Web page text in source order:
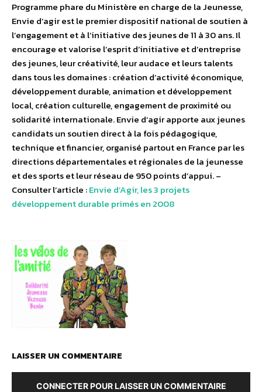
Programme phare du Ministère en charge de la Jeunesse,
Envie d’agir est le premier dispositif national de soutien à
l’engagement et à l’initiative des jeunes de 11 à 30 ans. Il
encourage et valorise l’esprit d’initiative et d’entreprise
des jeunes, leur créativité, leur audace et leurs talents
dans tous les domaines : création d’activité économique,
développement durable, animation et développement
local, création culturelle, engagement de proximité ou
solidarité internationale. Envie d’agir apporte aux jeunes
candidats un soutien direct à la fois pédagogique,
technique et financier, organisé partout en France par les
directions départementales et régionales de la jeunesse
et des sports et leur réseau de 950 points d’appui. –
Consulter l’article :Envie d’Agir, les 3 projets
développement durable primés en 2008
LAISSER UN COMMENTAIRE
CONNECTER POUR LAISSER UN COMMENTAIRE